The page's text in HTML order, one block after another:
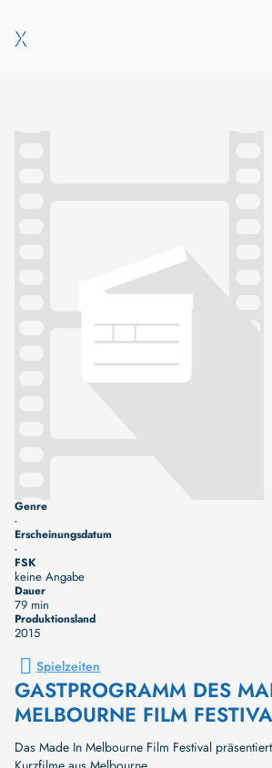
Genre
-
Erscheinungsdatum
-
FSK
keine Angabe
Dauer
79 min
Produktionsland
2015
Spielzeiten
GASTPROGRAMM DES
MELBOURNE FILM
Das Made In Melbourne Film Festival